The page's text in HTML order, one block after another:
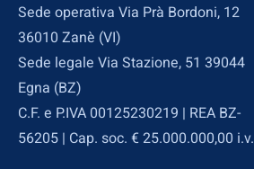
Sede operativa Via Prà Bordoni, 12
36010 Zanè (VI)
Sede legale Via Stazione, 51 39044
Egna (BZ)
C.F. e P.IVA 00125230219 | REA BZ-
56205 | Cap. soc. € 25.000.000,00 i.v.